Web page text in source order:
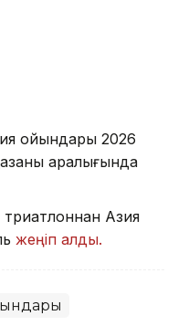
ойындары 2026
аралығында
Азия
жеңіп алды.